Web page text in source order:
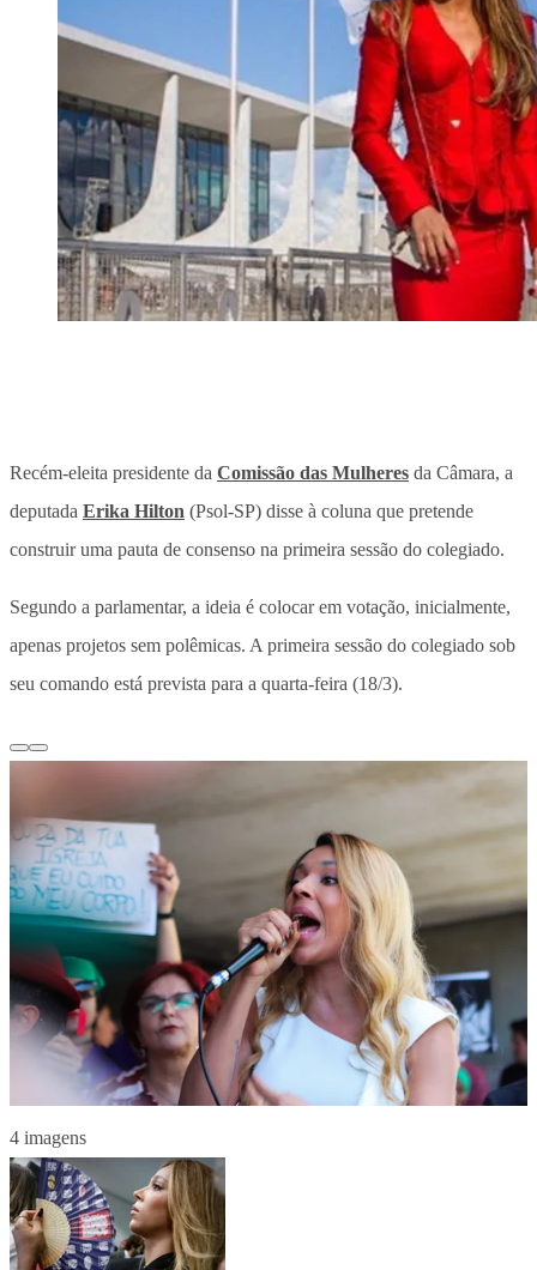
Recém-eleita presidente da Comissão das Mulheres da Câmara, a
deputada Erika Hilton (Psol-SP) disse à coluna que pretende
construir uma pauta de consenso na primeira sessão do colegiado.
Segundo a parlamentar, a ideia é colocar em votação, inicialmente,
apenas projetos sem polêmicas. A primeira sessão do colegiado sob
seu comando está prevista para a quarta-feira (18/3).
4 imagens